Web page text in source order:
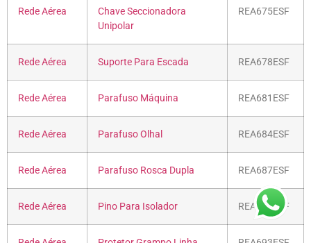
Rede Aérea
Chave Seccionadora
Unipolar
REA675ESF
Rede Aérea Suporte Para Escada REA678ESF
Rede Aérea Parafuso Máquina REA681ESF
Rede Aérea Parafuso Olhal REA684ESF
Rede Aérea Parafuso Rosca Dupla REA687ESF
Rede Aérea Pino Para Isolador REA690ESF